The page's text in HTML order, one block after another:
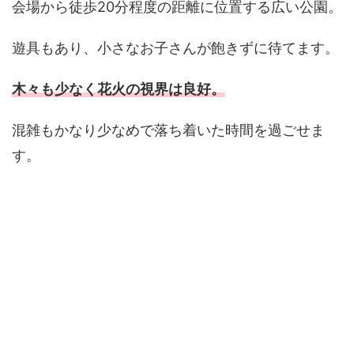
会場から徒歩20分程度の距離に位置する広い公園。
遊具もあり、小さなお子さんが飽きずに待てます。
木々も少なく花火の視界は良好。
混雑もかなり少なめで落ち着いた時間を過ごせま
す。